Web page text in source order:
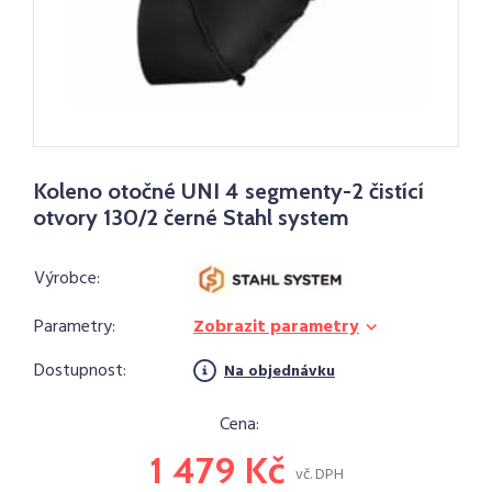
Koleno otočné UNI 4 segmenty-2 čistící
otvory 130/2 černé Stahl system
Výrobce:
Parametry:
Zobrazit parametry
Dostupnost:
Na objednávku
Cena:
1 479 Kč vč. DPH